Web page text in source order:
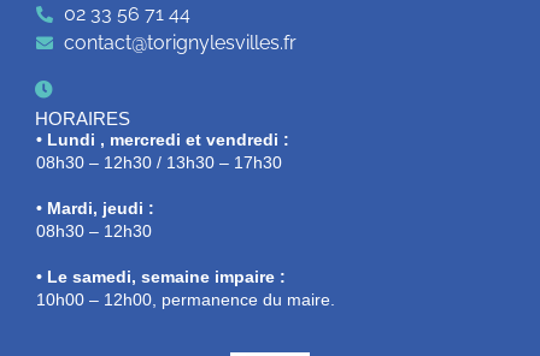
02 33 56 71 44
contact@torignylesvilles.fr
HORAIRES
• Lundi , mercredi et vendredi :
08h30 – 12h30 / 13h30 – 17h30
• Mardi, jeudi :
08h30 – 12h30
• Le samedi, semaine impaire :
10h00 – 12h00, permanence du maire.